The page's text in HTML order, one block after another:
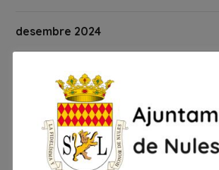
desembre 2024
novembre 2024
octubre 2024
setembre 2024